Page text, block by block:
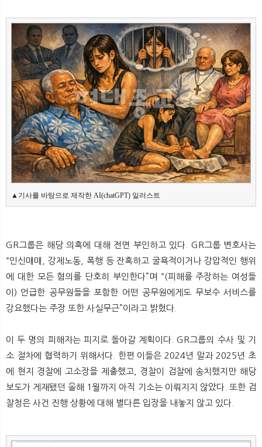
▲기사를 바탕으로 제작한 AI(chatGPT) 일러스트
GR그룹은 해당 의혹에 대해 전면 부인하고 있다. GR그룹 변호사는
“인신매매, 강제노동, 폭행 등 잔혹하고 굴욕적이거나 강압적인 행위
에 대한 모든 혐의를 단호히 부인한다”며 “(피해를 주장하는 여성들
이) 언급한 공무원들을 포함한 어떤 공무원에게도 무보수 서비스를
강요했다는 주장 또한 사실무근”이라고 밝혔다.
이 두 명의 피해자는 피지로 돌아갈 계획이다. GR그룹의 수사 및 기
소 절차에 협력하기 위해서다. 한편 이들은 2024년 말과 2025년 초
에 현지 경찰에 고소장을 제출했고, 경찰이 검찰에 송치했지만 해당
보도가 게재됐던 올해 1월까지 아직 기소는 이뤄지지 않았다. 또한 검
찰청은 사건 진행 상황에 대해 별다른 입장을 내놓지 않고 있다.